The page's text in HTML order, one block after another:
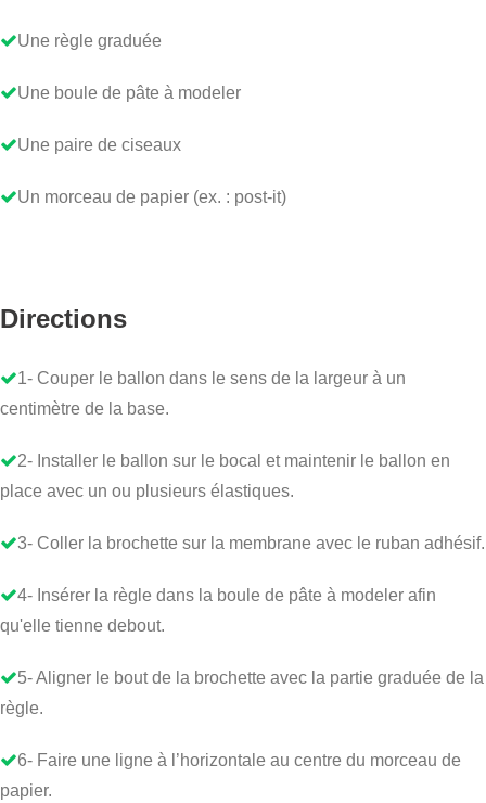
Une règle graduée
Une boule de pâte à modeler
Une paire de ciseaux
Un morceau de papier (ex. : post-it)
Directions
1- Couper le ballon dans le sens de la largeur à un
centimètre de la base.
2- Installer le ballon sur le bocal et maintenir le ballon en
place avec un ou plusieurs élastiques.
3- Coller la brochette sur la membrane avec le ruban adhésif.
4- Insérer la règle dans la boule de pâte à modeler afin
qu'elle tienne debout.
5- Aligner le bout de la brochette avec la partie graduée de la
règle.
6- Faire une ligne à l’horizontale au centre du morceau de
papier.